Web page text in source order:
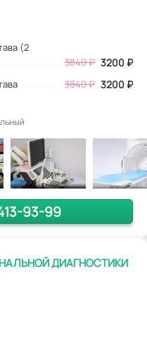
(2
3840₽ 3200 ₽
3840 ₽ 3200 ₽
93-99
ДИАГНОСТИКИ